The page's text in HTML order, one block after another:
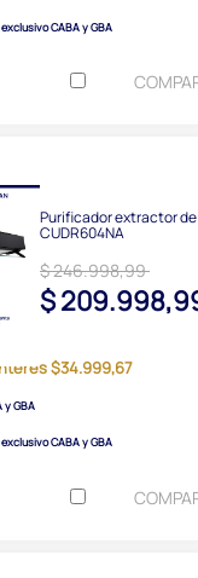
CABA y GBA
Purificador extractor de
CUDR604NA
$ 246.998,99
$
$34.999,67
y GBA
CABA y GBA